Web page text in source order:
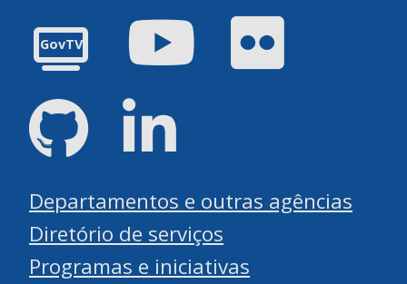
GovTV
Youtube
GitHub
Departamentos e outras agências
Diretório de serviços
Programas e iniciativas